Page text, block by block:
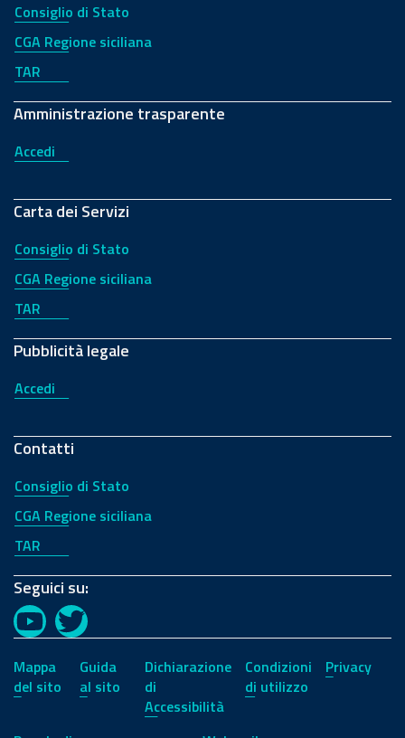
Consiglio di Stato
CGA Regione siciliana
TAR
Amministrazione trasparente
Accedi
Carta dei Servizi
Consiglio di Stato
CGA Regione siciliana
TAR
Pubblicità legale
Accedi
Contatti
Consiglio di Stato
CGA Regione siciliana
TAR
Seguici su:
YouTubeTwitter
Mappa
del sito
Guida
al sito
Dichiarazione
di
Accessibilità
Condizioni
di utilizzo
Privacy